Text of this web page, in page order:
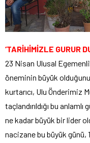
‘TARİHİMİZLE GURUR
23 Nisan Ulusal
öneminin büyük
kurtarıcı, Ulu
taçlandırıldığı bu
ne kadar büyük bir lider
nacizane bu büyük günü,